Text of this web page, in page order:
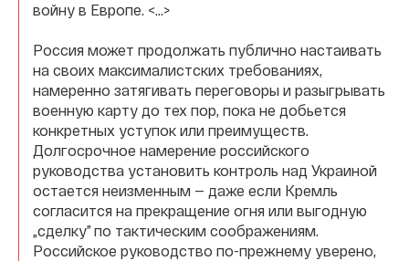
войну в Европе. <…>
Россия может продолжать публично настаивать
на своих максималистских требованиях,
намеренно затягивать переговоры и разыгрывать
военную карту до тех пор, пока не добьется
конкретных уступок или преимуществ.
Долгосрочное намерение российского
руководства установить контроль над Украиной
остается неизменным — даже если Кремль
согласится на прекращение огня или выгодную
„сделку” по тактическим соображениям.
Российское руководство по-прежнему уверено,